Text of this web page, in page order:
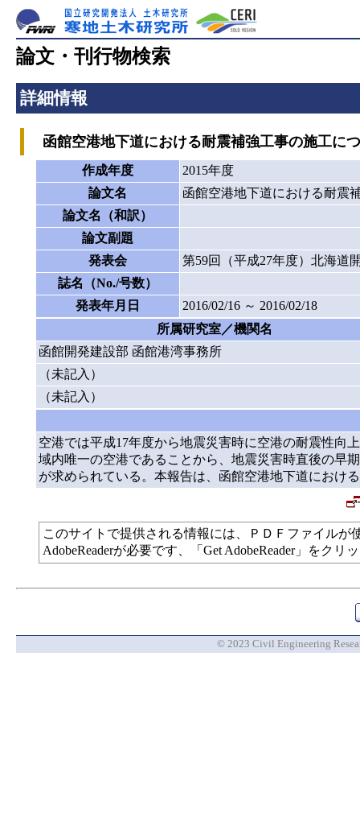
論文・刊行物検索
詳細情報
函館空港地下道における耐震補強工事の施工に
作成年度
2015年度
論文名
函館空港地下道における耐震
論文名（和訳）
論文副題
発表会
第59回（平成27年度）北海道
誌名（No./号数）
発表年月日
2016/02/16 ～ 2016/02/18
所属研究室／機関名
函館開発建設部 函館港湾事務所
（未記入）
（未記入）
空港では平成17年度から地震災害時に空港の耐震性向
域内唯一の空港であることから、地震災害時直後の早
が求められている。本報告は、函館空港地下道におけ
このサイトで提供される情報には、ＰＤＦファイル
AdobeReaderが必要です、「Get AdobeReader」をク
© 2023 Civil Engineering